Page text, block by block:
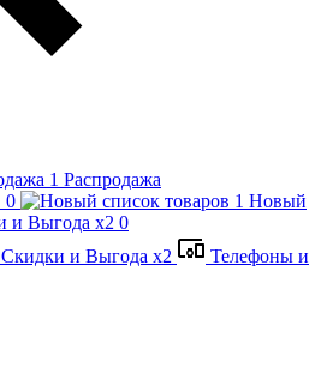
Распродажа
Новый
Скидки и Выгода x2
Телефоны и